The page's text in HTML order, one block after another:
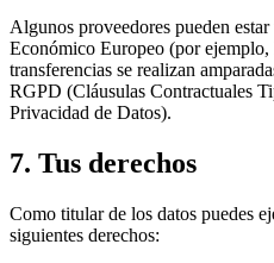
Algunos proveedores pueden
Económico Europeo (por
transferencias se realizan
RGPD (Cláusulas Contractuales
Privacidad de Datos).
7. Tus derechos
Como titular de los datos puedes
siguientes derechos: